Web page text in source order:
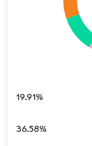
19.91%
36.58%